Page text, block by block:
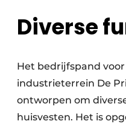
Diverse
Het bedrijfspand
industrieterrein De
ontworpen om
huisvesten. Het is